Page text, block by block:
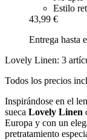
Estilo
43,99 €
Entrega hasta
Lovely Linen: 3
Todos los precios
Inspirándose en el
sueca Lovely Linen
Europa y con un
pretratamiento